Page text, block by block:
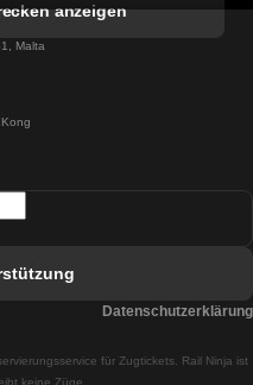
nach Lagos
nach Madrid
anzeigen
Malta
für Zugtickets. Rail Ninja ist
keine Züge.
Datenschutzerklärung